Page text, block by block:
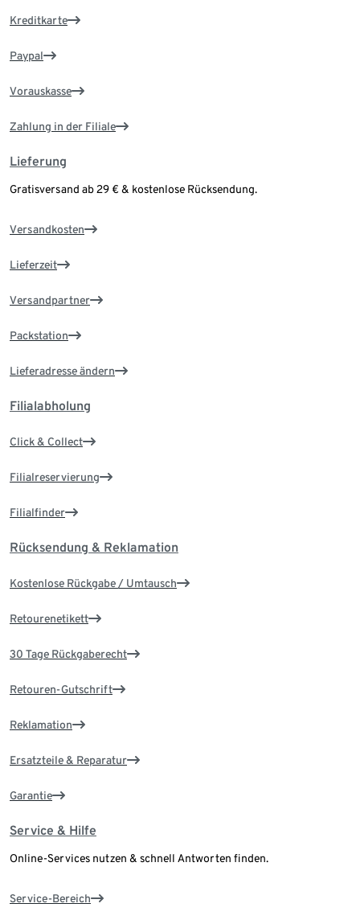
Kreditkarte
Paypal
Vorauskasse
Zahlung in der Filiale
Lieferung
Gratisversand ab 29 € & kostenlose Rücksendung.
Versandkosten
Lieferzeit
Versandpartner
Packstation
Lieferadresse ändern
Filialabholung
Click & Collect
Filialreservierung
Filialfinder
Rücksendung & Reklamation
Kostenlose Rückgabe / Umtausch
Retourenetikett
30 Tage Rückgaberecht
Retouren-Gutschrift
Reklamation
Ersatzteile & Reparatur
Garantie
Service & Hilfe
Online-Services nutzen & schnell Antworten finden.
Service-Bereich